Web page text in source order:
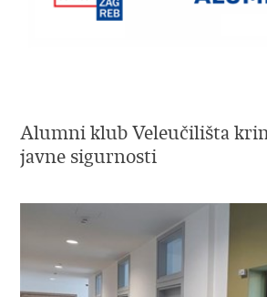
Alumni klub Veleučilišta
javne sigurnosti